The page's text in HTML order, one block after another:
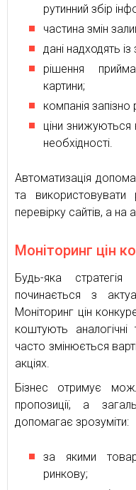
рутинний збір
частина змін
дані надходять
рішення
картини;
компанія запізно
ціни знижуються
необхідності.
Автоматизація
та
перевірку сайтів, а на
Моніторинг цін
Будь-яка стратегія
починається з
Моніторинг цін
коштують
часто змінюється
акціях.
Бізнес отримує
пропозиції, а
допомагає зрозуміти:
за якими
ринкову;